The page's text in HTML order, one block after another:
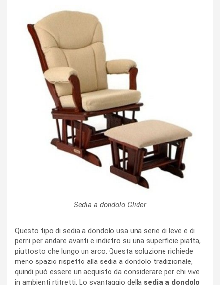
Sedia a dondolo Glider
Questo tipo di sedia a dondolo usa una serie di leve e di
perni per andare avanti e indietro su una superficie piatta,
piuttosto che lungo un arco. Questa soluzione richiede
meno spazio rispetto alla sedia a dondolo tradizionale,
quindi può essere un acquisto da considerare per chi vive
in ambienti rtitretti. Lo svantaggio della sedia a dondolo